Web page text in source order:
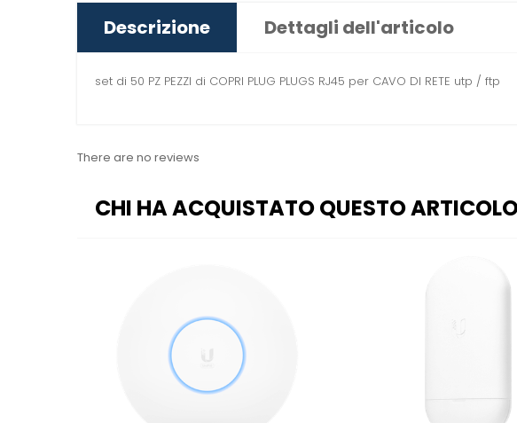
Descrizione Dettagli dell'articolo
set di 50 PZ PEZZI di COPRI PLUG PLUGS RJ45 per CAVO DI RETE utp / ftp
There are no reviews
CHI HA ACQUISTATO QUESTO